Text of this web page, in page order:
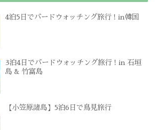
4泊5日でバードウォッチング旅行 ! in韓国
3泊4日でバードウォッチング旅行 ! in 石垣
島 & 竹富島
【小笠原諸島】5泊6日で鳥見旅行